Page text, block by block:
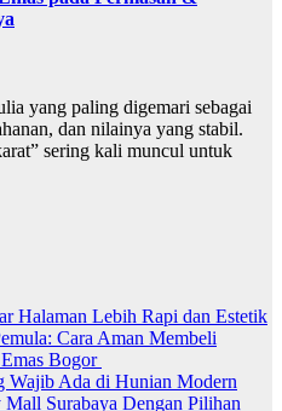
yang paling digemari sebagai
dan nilainya yang stabil.
sering kali muncul untuk
Halaman Lebih Rapi dan Estetik
Cara Aman Membeli
Bogor
Wajib Ada di Hunian Modern
Surabaya Dengan Pilihan